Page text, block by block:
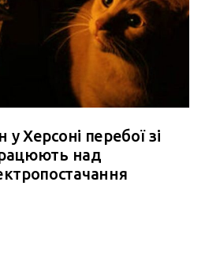
у Херсоні перебої зі
над